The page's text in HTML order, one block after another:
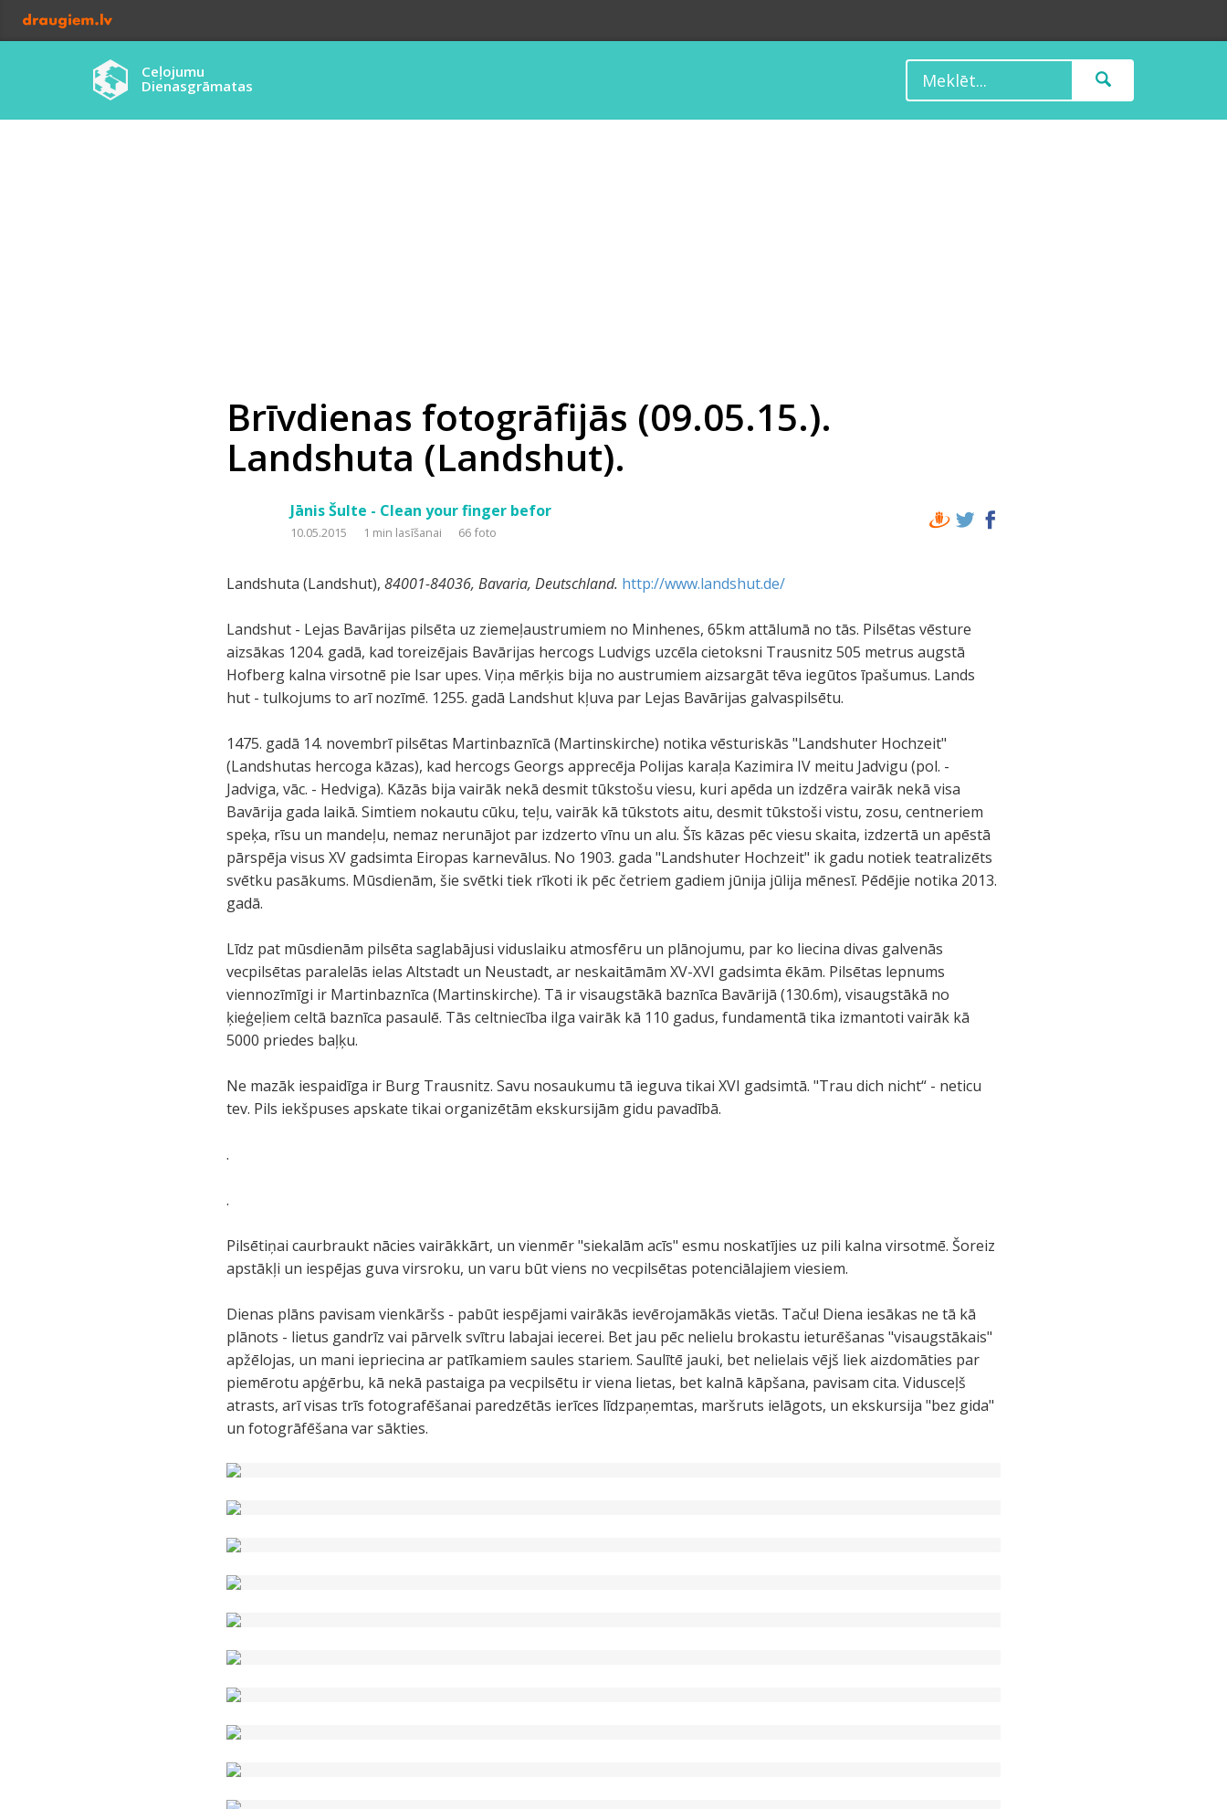
Ceļojumu
Dienasgrāmatas
Brīvdienas fotogrāfijās (09.05.15.).
Landshuta (Landshut).
Jānis Šulte - Clean your finger befor
10.05.2015 1 min lasīšanai 66 foto
Landshuta (Landshut),84001-84036, Bavaria, Deutschland. http://www.landshut.de/
Landshut - Lejas Bavārijas pilsēta uz ziemeļaustrumiem no Minhenes, 65km attālumā no tās. Pilsētas vēsture
aizsākas 1204. gadā, kad toreizējais Bavārijas hercogs Ludvigs uzcēla cietoksni Trausnitz 505 metrus augstā
Hofberg kalna virsotnē pie Isar upes. Viņa mērķis bija no austrumiem aizsargāt tēva iegūtos īpašumus. Lands
hut - tulkojums to arī nozīmē. 1255. gadā Landshut kļuva par Lejas Bavārijas galvaspilsētu.
1475. gadā 14. novembrī pilsētas Martinbaznīcā (Martinskirche) notika vēsturiskās "Landshuter Hochzeit"
(Landshutas hercoga kāzas), kad hercogs Georgs apprecēja Polijas karaļa Kazimira IV meitu Jadvigu (pol. -
Jadviga, vāc. - Hedviga). Kāzās bija vairāk nekā desmit tūkstošu viesu, kuri apēda un izdzēra vairāk nekā visa
Bavārija gada laikā. Simtiem nokautu cūku, teļu, vairāk kā tūkstots aitu, desmit tūkstoši vistu, zosu, centneriem
speķa, rīsu un mandeļu, nemaz nerunājot par izdzerto vīnu un alu. Šīs kāzas pēc viesu skaita, izdzertā un apēstā
pārspēja visus XV gadsimta Eiropas karnevālus. No 1903. gada "Landshuter Hochzeit" ik gadu notiek teatralizēts
svētku pasākums. Mūsdienām, šie svētki tiek rīkoti ik pēc četriem gadiem jūnija jūlija mēnesī. Pēdējie notika 2013.
gadā.
Līdz pat mūsdienām pilsēta saglabājusi viduslaiku atmosfēru un plānojumu, par ko liecina divas galvenās
vecpilsētas paralelās ielas Altstadt un Neustadt, ar neskaitāmām XV-XVI gadsimta ēkām. Pilsētas lepnums
viennozīmīgi ir Martinbaznīca (Martinskirche). Tā ir visaugstākā baznīca Bavārijā (130.6m), visaugstākā no
ķieģeļiem celtā baznīca pasaulē. Tās celtniecība ilga vairāk kā 110 gadus, fundamentā tika izmantoti vairāk kā
5000 priedes baļķu.
Ne mazāk iespaidīga ir Burg Trausnitz. Savu nosaukumu tā ieguva tikai XVI gadsimtā. "Trau dich nicht“ - neticu
tev. Pils iekšpuses apskate tikai organizētām ekskursijām gidu pavadībā.
.
.
Pilsētiņai caurbraukt nācies vairākkārt, un vienmēr "siekalām acīs" esmu noskatījies uz pili kalna virsotmē. Šoreiz
apstākļi un iespējas guva virsroku, un varu būt viens no vecpilsētas potenciālajiem viesiem.
Dienas plāns pavisam vienkāršs - pabūt iespējami vairākās ievērojamākās vietās. Taču! Diena iesākas ne tā kā
plānots - lietus gandrīz vai pārvelk svītru labajai iecerei. Bet jau pēc nelielu brokastu ieturēšanas "visaugstākais"
apžēlojas, un mani iepriecina ar patīkamiem saules stariem. Saulītē jauki, bet nelielais vējš liek aizdomāties par
piemērotu apģērbu, kā nekā pastaiga pa vecpilsētu ir viena lietas, bet kalnā kāpšana, pavisam cita. Vidusceļš
atrasts, arī visas trīs fotografēšanai paredzētās ierīces līdzpaņemtas, maršruts ielāgots, un ekskursija "bez gida"
un fotogrāfēšana var sākties.